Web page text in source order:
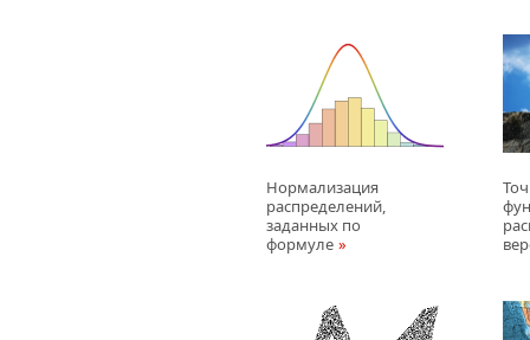
Нормализация
распределений,
заданных по
формуле